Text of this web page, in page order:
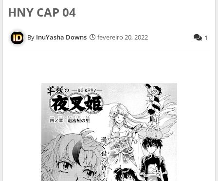
HNY CAP 04
InuYasha Downs fevereiro 20, 2022 1